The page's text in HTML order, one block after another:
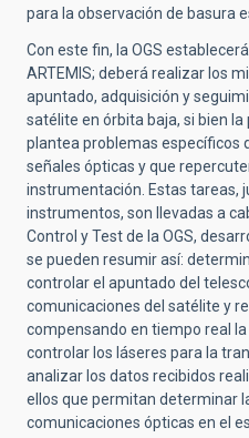
para la observación de basura
Con este fin, la OGS
ARTEMIS; deberá realizar los
apuntado, adquisición y
satélite en órbita baja, si bien
plantea problemas específicos
señales ópticas y que
instrumentación. Estas tareas,
instrumentos, son llevadas a
Control y Test de la OGS,
se pueden resumir así:
controlar el apuntado del
comunicaciones del satélite y
compensando en tiempo real
controlar los láseres para la
analizar los datos recibidos
ellos que permitan determinar
comunicaciones ópticas en el